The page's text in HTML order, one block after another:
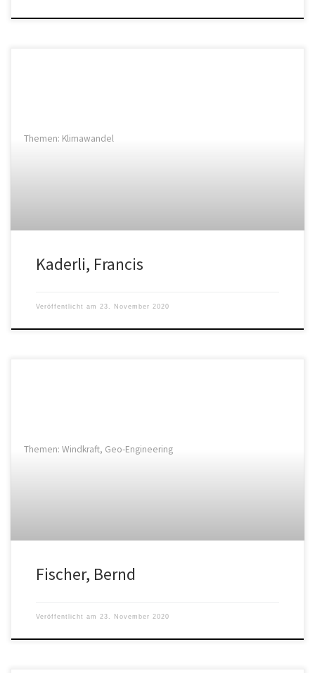
Themen: Klimawandel
Kaderli, Francis
Veröffentlicht am 23. November 2020
Themen: Windkraft, Geo-Engineering
Fischer, Bernd
Veröffentlicht am 23. November 2020